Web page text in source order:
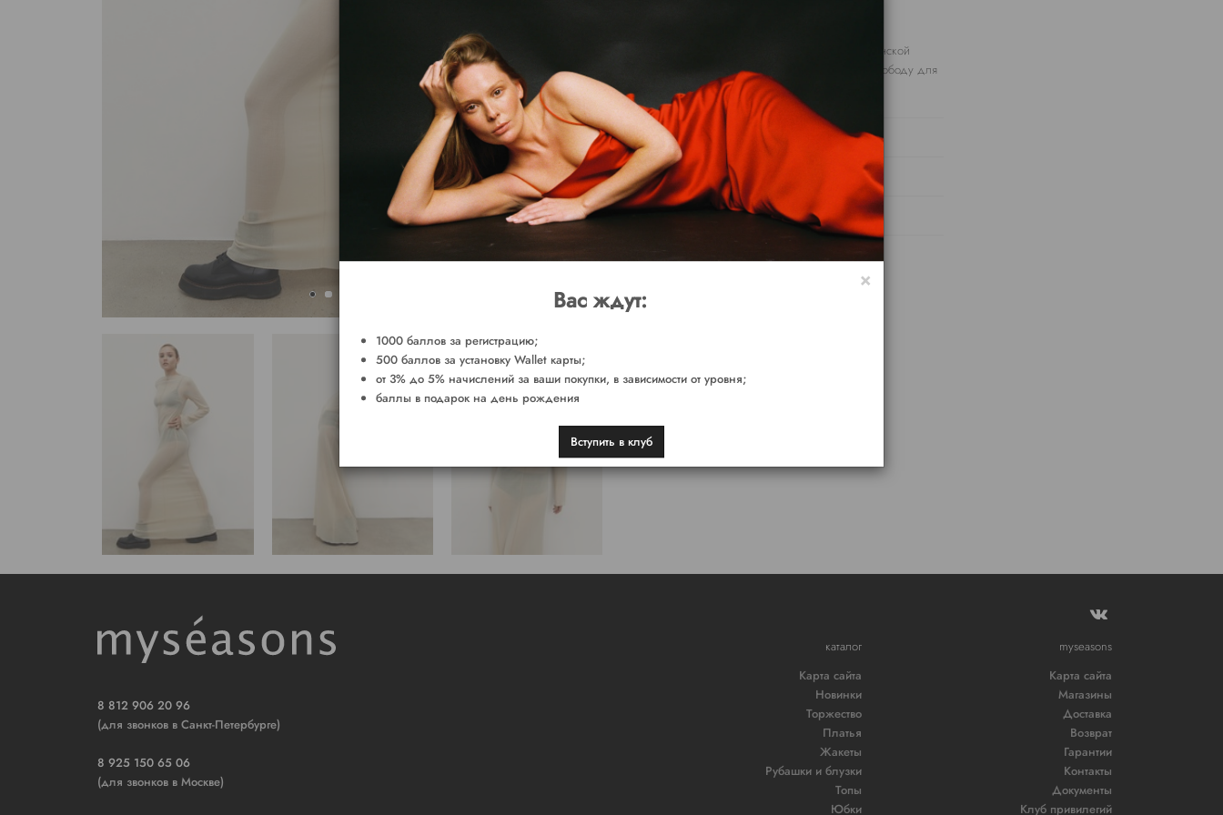
Полупрозрачное платье из тончайшей итальянской
шерсти. Многогранная вещь, оставляющая свободу для
ваших уникальных стилизаций.
ОБМЕРЫ
СОСТАВ
УХОД ЗА ТОВАРОМ
8 812 906 20 96
(для звонков в Санкт-Петербурге)
8 925 150 65 06
(для звонков в Москве)
каталог
Карта сайта
Новинки
Торжество
Платья
Жакеты
Рубашки и блузки
Топы
Юбки
myseasons
Карта сайта
Магазины
Доставка
Возврат
Гарантии
Контакты
Документы
Клуб привилегий
×
Вас ждут:
1000 баллов за регистрацию;
500 баллов за установку Wallet карты;
от 3% до 5% начислений за ваши покупки, в зависимости от уровня;
баллы в подарок на день рождения
Вступить в клуб